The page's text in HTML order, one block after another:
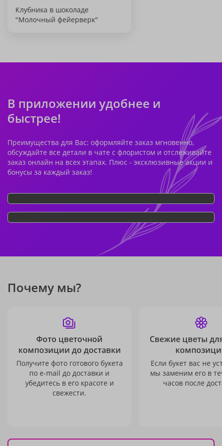
Клубника в шоколаде
"Молочный фейерверк"
В приложении удобнее и
быстрее!
Преимущества для Вас: оформляйте заказ мгновенно,
обсуждайте все детали в чате с флористом и отслеживайте
заказ онлайн на всех этапах. Плюс - эксклюзивные акции и
бонусы за каждый заказ!
Почему мы?
Фото цветочной
композиции до доставки
Получите фото готового букета
по e-mail до доставки и
убедитесь в его красоте и
свежести.
Свежие цветы
Если букет вас не
мы заменим его в
часов после